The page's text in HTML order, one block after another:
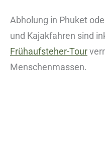
Abholung in Phuket
und Kajakfahren sind
Frühaufsteher-Tour
Menschenmassen.